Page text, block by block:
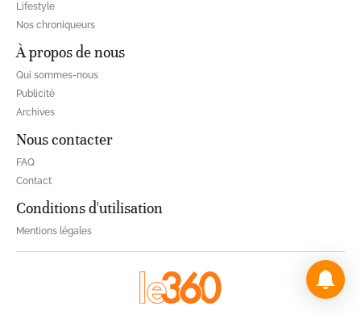
Lifestyle
Nos chroniqueurs
À propos de nous
Qui sommes-nous
Publicité
Archives
Nous contacter
FAQ
Contact
Conditions d'utilisation
Mentions légales